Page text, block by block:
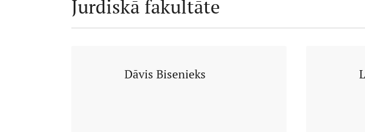
Jurdiskā fakultāte
Dāvis Bisenieks